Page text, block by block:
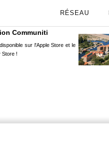
RÉSEAU
Communiti
sur l'Apple Store et le
Store !